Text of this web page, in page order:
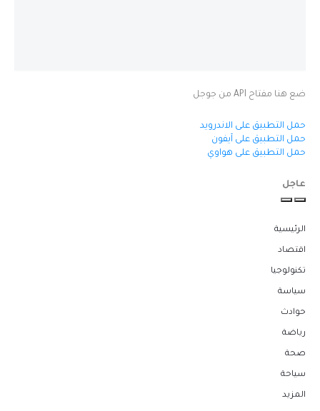
ضع هنا مفتاح API من جوجل
حمل التطبيق على الاندرويد
حمل التطبيق على آيفون
حمل التطبيق على هواوي
عاجل
الرئيسية
اقتصاد
تكنولوجيا
سياسة
حوادث
رياضة
صحة
سياحة
المزيد